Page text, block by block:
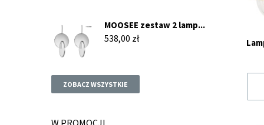
MOOSEE zestaw 2 lamp...
Cena
538,00 zł
ZOBACZ WSZYSTKIE